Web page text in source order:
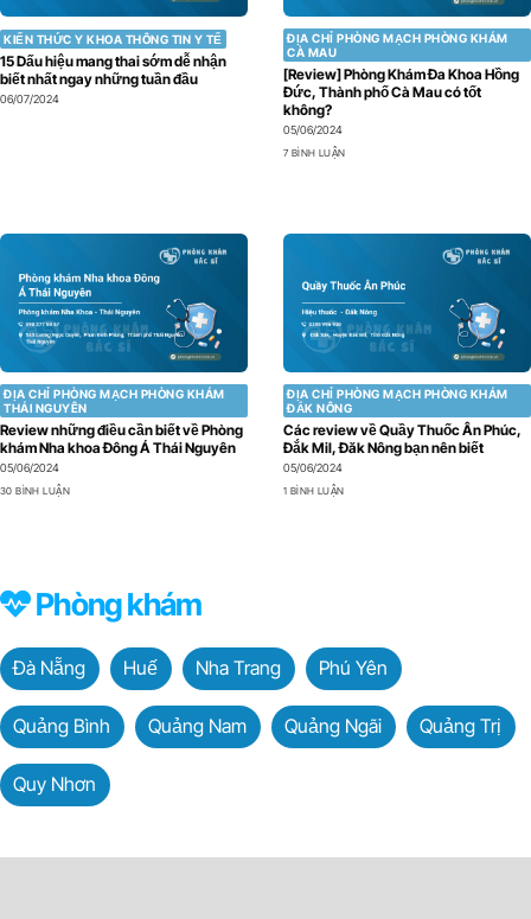
KIẾN THỨC Y KHOA THÔNG TIN Y TẾ
15 Dấu hiệu mang thai sớm dễ nhận
biết nhất ngay những tuần đầu
06/07/2024
ĐỊA CHỈ PHÒNG MẠCH PHÒNG KHÁM
CÀ MAU
[Review] Phòng Khám Đa Khoa Hồng
Đức, Thành phố Cà Mau có tốt
không?
05/06/2024
7 BÌNH LUẬN
ĐỊA CHỈ PHÒNG MẠCH PHÒNG KHÁM
THÁI NGUYÊN
Review những điều cần biết về Phòng
khám Nha khoa Đông Á Thái Nguyên
05/06/2024
30 BÌNH LUẬN
ĐỊA CHỈ PHÒNG MẠCH PHÒNG KHÁM
ĐẮK NÔNG
Các review về Quầy Thuốc Ân Phúc,
Đắk Mil, Đăk Nông bạn nên biết
05/06/2024
1 BÌNH LUẬN
Phòng khám
Đà Nẵng Huế Nha Trang Phú Yên
Quảng Bình Quảng Nam Quảng Ngãi Quảng Trị
Quy Nhơn